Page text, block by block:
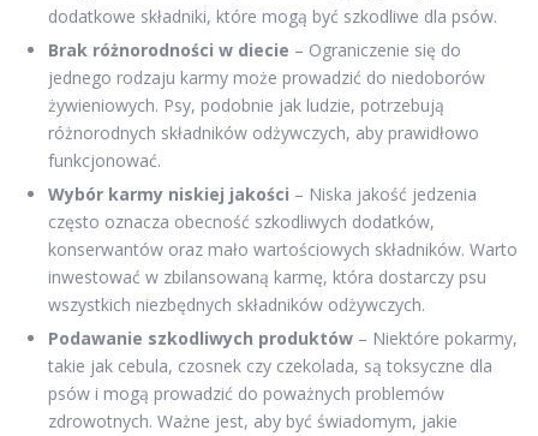
dodatkowe składniki, które mogą być szkodliwe dla psów.
Brak różnorodności w diecie – Ograniczenie się do
jednego rodzaju karmy może prowadzić do niedoborów
żywieniowych. Psy, podobnie jak ludzie, potrzebują
różnorodnych składników odżywczych, aby prawidłowo
funkcjonować.
Wybór karmy niskiej jakości – Niska jakość jedzenia
często oznacza obecność szkodliwych dodatków,
konserwantów oraz mało wartościowych składników. Warto
inwestować w zbilansowaną karmę, która dostarczy psu
wszystkich niezbędnych składników odżywczych.
Podawanie szkodliwych produktów – Niektóre pokarmy,
takie jak cebula, czosnek czy czekolada, są toksyczne dla
psów i mogą prowadzić do poważnych problemów
zdrowotnych. Ważne jest, aby być świadomym, jakie